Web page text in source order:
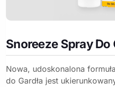
Snoreeze Spray Do
Nowa, udoskonalona
do Gardła jest